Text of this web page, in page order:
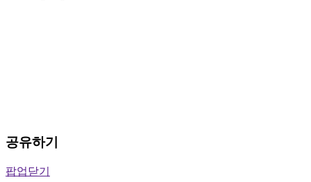
공유하기
팝업닫기